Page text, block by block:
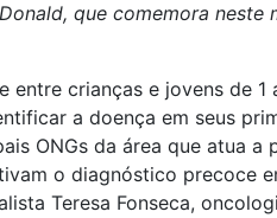
que comemora neste
crianças e jovens de 1
a doença em seus
ONGs da área que atua
o diagnóstico precoce
Teresa Fonseca,